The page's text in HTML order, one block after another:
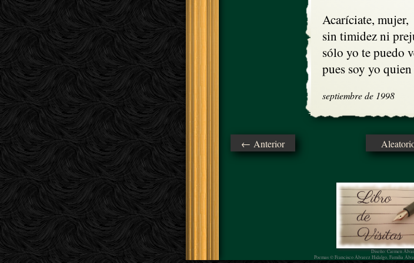
Acaríciate, mujer,
sin timidez ni
sólo yo te puedo
pues soy yo
septiembre de 1998
← Anterior
Diseño: Carmen
Poemas © Francisco Álvarez Hidalgo, Familia